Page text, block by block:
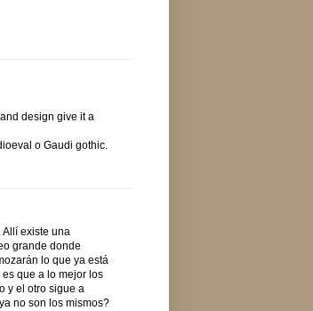
design give it a
o Gaudi gothic.
existe una
grande donde
lo que ya está
que a lo mejor los
y el otro sigue a
no son los mismos?